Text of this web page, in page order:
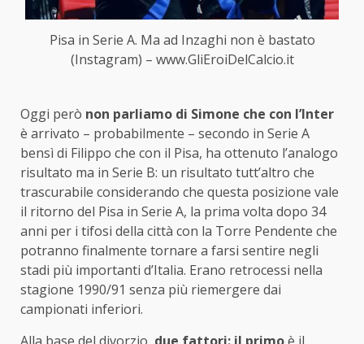
Pisa in Serie A. Ma ad Inzaghi non è bastato
(Instagram) – www.GliEroiDelCalcio.it
Oggi però non parliamo di Simone che con l’Inter
è arrivato – probabilmente – secondo in Serie A
bensì di Filippo che con il Pisa, ha ottenuto l’analogo
risultato ma in Serie B: un risultato tutt’altro che
trascurabile considerando che questa posizione vale
il ritorno del Pisa in Serie A, la prima volta dopo 34
anni per i tifosi della città con la Torre Pendente che
potranno finalmente tornare a farsi sentire negli
stadi più importanti d’Italia. Erano retrocessi nella
stagione 1990/91 senza più riemergere dai
campionati inferiori.
Alla base del divorzio, due fattori: il primoè il